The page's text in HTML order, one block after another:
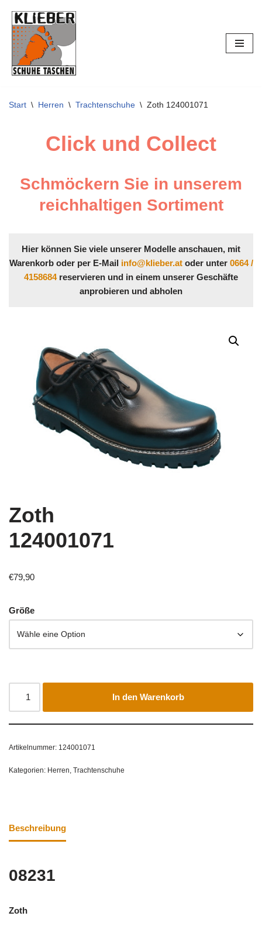
Zum
Inhalt
springen
Start \ Herren \ Trachtenschuhe \ Zoth 124001071
Click und Collect
Schmöckern Sie in unserem
reichhaltigen Sortiment
Hier können Sie viele unserer Modelle anschauen, mit
Warenkorb oder per E-Mail info@klieber.atoder unter 0664 /
4158684reservieren und in einem unserer Geschäfte
anprobieren und abholen
Zoth
124001071
€79,90
Größe
In den Warenkorb
Artikelnummer: 124001071
Kategorien: Herren Trachtenschuhe
Beschreibung
08231
Zoth